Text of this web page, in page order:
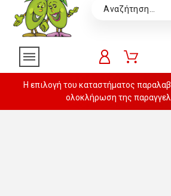
Η επιλογή του καταστήματος
ολοκλήρωση της